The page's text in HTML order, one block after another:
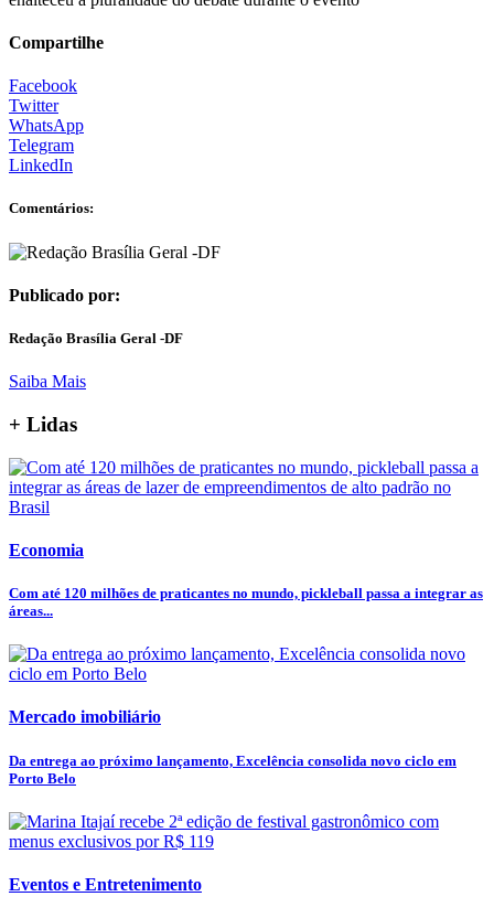
Compartilhe
Facebook
Twitter
WhatsApp
Telegram
LinkedIn
Comentários:
Publicado por:
Redação Brasília Geral -DF
Saiba Mais
+ Lidas
Economia
Com até 120 milhões de praticantes no mundo, pickleball passa a integrar as
áreas...
Mercado imobiliário
Da entrega ao próximo lançamento, Excelência consolida novo ciclo em
Porto Belo
Eventos e Entretenimento